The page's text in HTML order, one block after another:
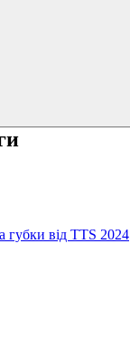
губки від TTS 2024